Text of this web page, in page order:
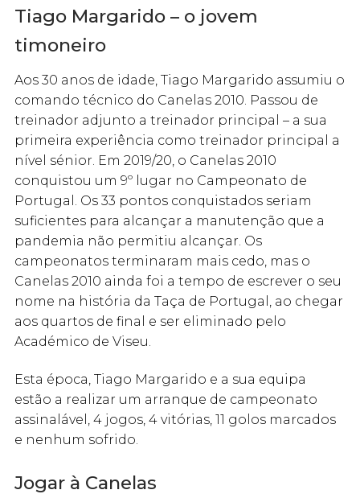
Tiago Margarido – o jovem
timoneiro
Aos 30 anos de idade, Tiago Margarido assumiu o
comando técnico do Canelas 2010. Passou de
treinador adjunto a treinador principal – a sua
primeira experiência como treinador principal a
nível sénior. Em 2019/20, o Canelas 2010
conquistou um 9º lugar no Campeonato de
Portugal. Os 33 pontos conquistados seriam
suficientes para alcançar a manutenção que a
pandemia não permitiu alcançar. Os
campeonatos terminaram mais cedo, mas o
Canelas 2010 ainda foi a tempo de escrever o seu
nome na história da Taça de Portugal, ao chegar
aos quartos de final e ser eliminado pelo
Académico de Viseu.
Esta época, Tiago Margarido e a sua equipa
estão a realizar um arranque de campeonato
assinalável, 4 jogos, 4 vitórias, 11 golos marcados
e nenhum sofrido.
Jogar à Canelas